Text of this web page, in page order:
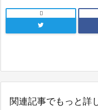

関連記事でもっと詳